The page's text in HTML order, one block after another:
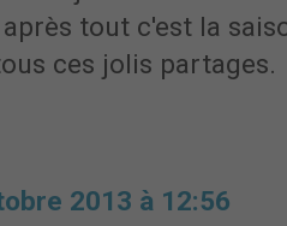
tout c'est la
ces jolis partages.
2013 à 12:56